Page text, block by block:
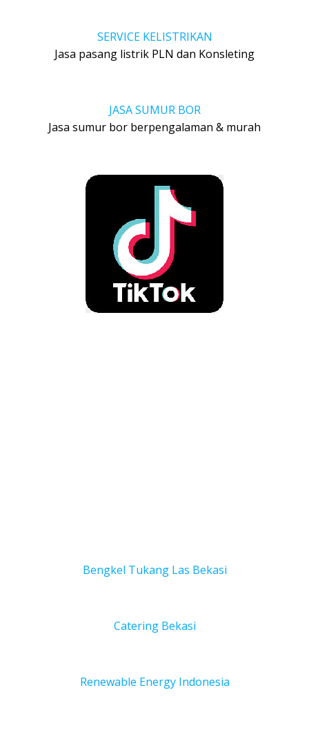
SERVICE KELISTRIKAN
Jasa pasang listrik PLN dan Konsleting
JASA SUMUR BOR
Jasa sumur bor berpengalaman & murah
Bengkel Tukang Las Bekasi
Catering Bekasi
Renewable Energy Indonesia